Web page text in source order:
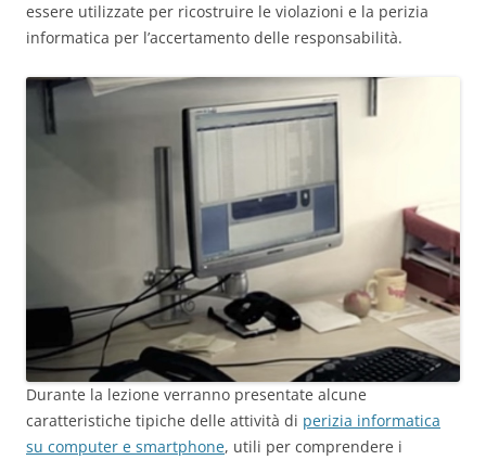
essere utilizzate per ricostruire le violazioni e la perizia
informatica per l’accertamento delle responsabilità.
Durante la lezione verranno presentate alcune
caratteristiche tipiche delle attività di perizia informatica
su computer e smartphone, utili per comprendere i